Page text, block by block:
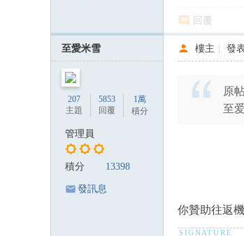
回覆
至愛米雪
207
主題
5853
回覆
1萬
積分
管理員
積分 13398
發訊息
樓主 發
原
至
你贊助往返